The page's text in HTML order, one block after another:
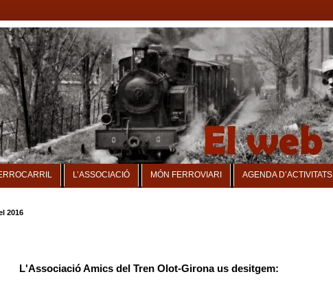
L’ASSOCIACIÓ MÓN FERROVIARI AGENDA D’ACTIVITATS
2016
L'Associació Amics del Tren Olot-Girona us desitgem: